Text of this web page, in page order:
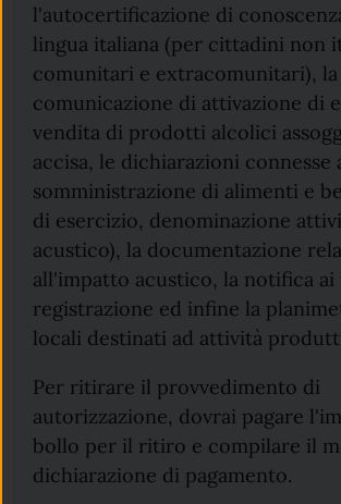
l'autocertificazione di
lingua italiana (per cittadini non
comunitari e extracomunitari), la
comunicazione di attivazione di
vendita di prodotti alcolici
accisa, le dichiarazioni
somministrazione di alimenti e
di esercizio, denominazione
acustico), la documentazione
all'impatto acustico, la notifica ai
registrazione ed infine la
locali destinati ad attività
Per ritirare il provvedimento di
autorizzazione, dovrai pagare
bollo per il ritiro e compilare il
dichiarazione di pagamento.